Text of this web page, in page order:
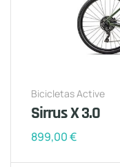
Bicicletas Active
Sirrus X 3.0
899,00€